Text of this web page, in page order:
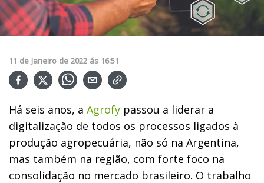
11 de Janeiro de 2022 ás 16:51
Há seis anos, a Agrofy passou a liderar a
digitalização de todos os processos ligados à
produção agropecuária, não só na Argentina,
mas também na região, com forte foco na
consolidação no mercado brasileiro. O trabalho